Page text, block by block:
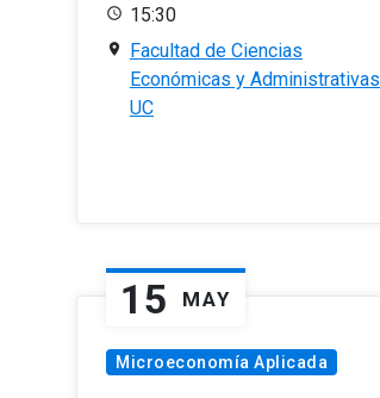
15:30
Facultad de Ciencias
Económicas y Administrativas
UC
15 MAY
Microeconomía Aplicada